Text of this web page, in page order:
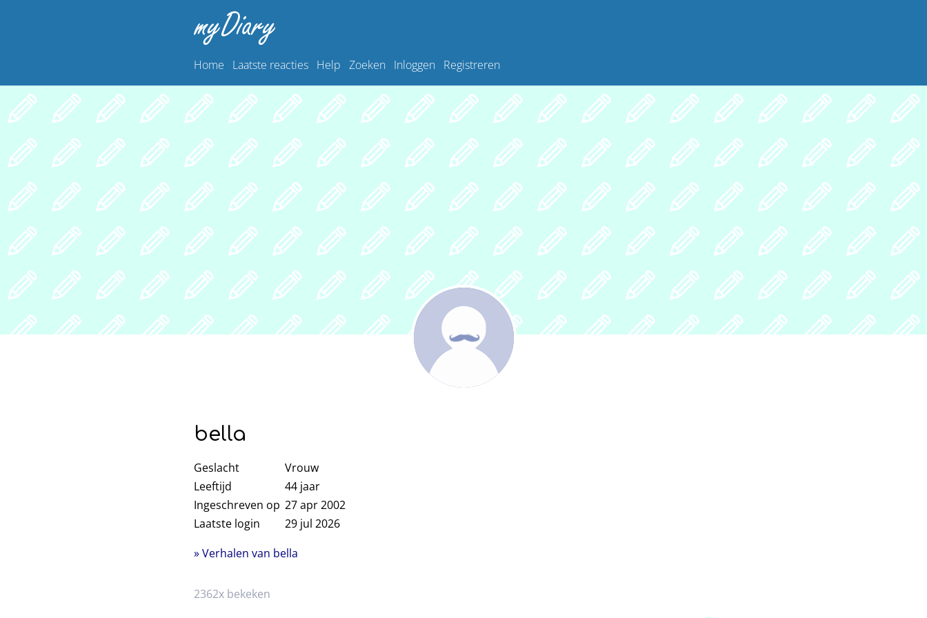
Home Laatste reacties Help Zoeken Inloggen Registreren
bella
Geslacht
Vrouw
Leeftijd
44 jaar
Ingeschreven op 27 apr 2002
Laatste login
29 jul 2026
» Verhalen van bella
2362x bekeken